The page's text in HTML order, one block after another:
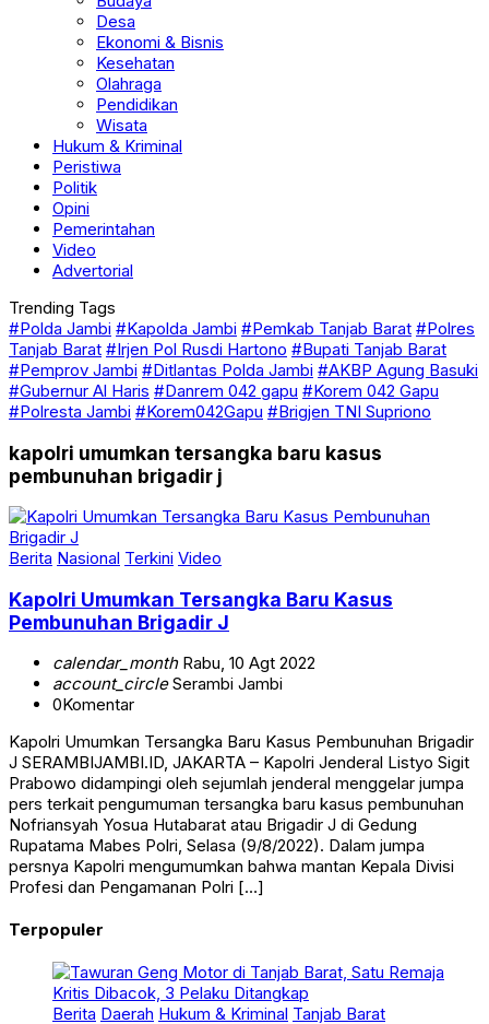
Desa
Ekonomi & Bisnis
Kesehatan
Olahraga
Pendidikan
Wisata
Hukum & Kriminal
Peristiwa
Politik
Opini
Pemerintahan
Video
Advertorial
Trending Tags
#Polda Jambi #Kapolda Jambi #Pemkab Tanjab Barat #Polres
Tanjab Barat #Irjen Pol Rusdi Hartono #Bupati Tanjab Barat
#Pemprov Jambi #Ditlantas Polda Jambi #AKBP Agung Basuki
#Gubernur Al Haris #Danrem 042 gapu #Korem 042 Gapu
#Polresta Jambi #Korem042Gapu #Brigjen TNI Supriono
kapolri umumkan tersangka baru kasus
pembunuhan brigadir j
Berita Nasional Terkini Video
Kapolri Umumkan Tersangka Baru Kasus
Pembunuhan Brigadir J
calendar_monthRabu, 10 Agt 2022
account_circleSerambi Jambi
0Komentar
Kapolri Umumkan Tersangka Baru Kasus Pembunuhan Brigadir
J SERAMBIJAMBI.ID, JAKARTA – Kapolri Jenderal Listyo Sigit
Prabowo didampingi oleh sejumlah jenderal menggelar jumpa
pers terkait pengumuman tersangka baru kasus pembunuhan
Nofriansyah Yosua Hutabarat atau Brigadir J di Gedung
Rupatama Mabes Polri, Selasa (9/8/2022). Dalam jumpa
persnya Kapolri mengumumkan bahwa mantan Kepala Divisi
Profesi dan Pengamanan Polri […]
Terpopuler
Berita Daerah Hukum & Kriminal Tanjab Barat